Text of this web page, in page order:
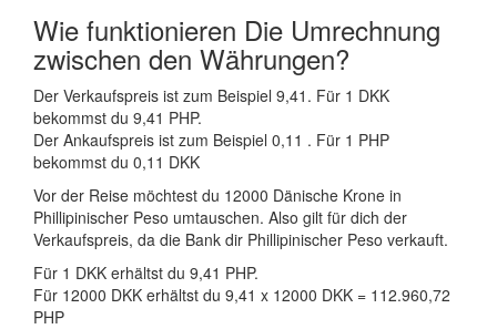
Wie funktionieren Die Umrechnung
zwischen den Währungen?
Der Verkaufspreis ist zum Beispiel 9,41. Für 1 DKK
bekommst du 9,41 PHP.
Der Ankaufspreis ist zum Beispiel 0,11 . Für 1 PHP
bekommst du 0,11 DKK
Vor der Reise möchtest du 12000 Dänische Krone in
Phillipinischer Peso umtauschen. Also gilt für dich der
Verkaufspreis, da die Bank dir Phillipinischer Peso verkauft.
Für 1 DKK erhältst du 9,41 PHP.
Für 12000 DKK erhältst du 9,41 x 12000 DKK = 112.960,72
PHP